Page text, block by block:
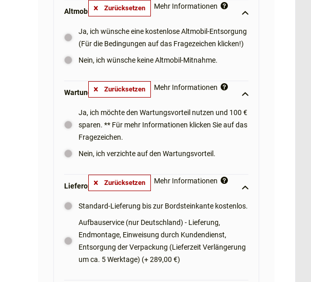
Altmobil-Mitnahme: **
Ja, ich wünsche eine kostenlose Altmobil-Entsorgung
(Für die Bedingungen auf das Fragezeichen klicken!)
Nein, ich wünsche keine Altmobil-Mitnahme.
Zurücksetzen Mehr Informationen
Wartungsvorteil: **
Ja, ich möchte den Wartungsvorteil nutzen und 100 €
sparen. ** Für mehr Informationen klicken Sie auf das
Fragezeichen.
Nein, ich verzichte auf den Wartungsvorteil.
Zurücksetzen Mehr Informationen
Lieferoptionen: **
Standard-Lieferung bis zur Bordsteinkante kostenlos.
Aufbauservice (nur Deutschland) - Lieferung,
Endmontage, Einweisung durch Kundendienst,
Entsorgung der Verpackung (Lieferzeit Verlängerung
um ca. 5 Werktage) (+ 289,00 €)
Zurücksetzen Mehr Informationen